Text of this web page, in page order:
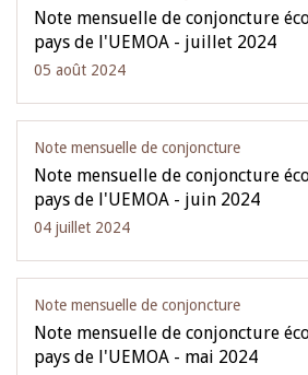
Note mensuelle de conjoncture
pays de l'UEMOA - juillet 2024
05 août 2024
Note mensuelle de conjoncture
Note mensuelle de conjoncture
pays de l'UEMOA - juin 2024
04 juillet 2024
Note mensuelle de conjoncture
Note mensuelle de conjoncture
pays de l'UEMOA - mai 2024